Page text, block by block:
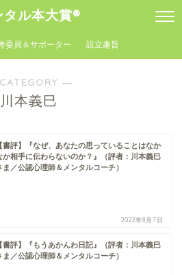
タル本大賞®
委員＆サポーター 設立趣旨
―
川本義巳
【書評】『なぜ、あなたの思っていることはなか
か相手に伝わらないのか？』（評者：川本義巳
ま／公認心理師＆メンタルコーチ）
2022年8月7日
【書評】『もうあかんわ日記』（評者：川本義巳
ま／公認心理師＆メンタルコーチ）